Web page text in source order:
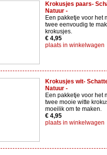
Krokusjes paars-
Natuur -
Een pakketje voor het
twee eenvoudig te
krokusjes.
€ 4,95
plaats in winkelwagen
Krokusjes wit-
Natuur -
Een pakketje voor het
twee mooie witte
moeilik om te maken.
€ 4,95
plaats in winkelwagen